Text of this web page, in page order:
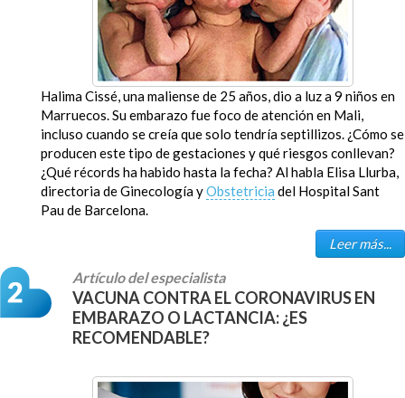
Halima Cissé, una maliense de 25 años, dio a luz a 9 niños en
Marruecos. Su embarazo fue foco de atención en Mali,
incluso cuando se creía que solo tendría septillizos. ¿Cómo se
producen este tipo de gestaciones y qué riesgos conllevan?
¿Qué récords ha habido hasta la fecha? Al habla Elisa Llurba,
directoria de Ginecología yObstetricia del Hospital Sant
Pau de Barcelona.
Leer más...
Artículo del especialista
VACUNA CONTRA EL CORONAVIRUS EN
EMBARAZO O LACTANCIA: ¿ES
RECOMENDABLE?